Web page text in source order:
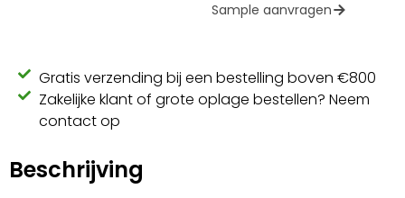
Sample aanvragen
Gratis verzending bij een bestelling boven €800
Zakelijke klant of grote oplage bestellen? Neem
contact op
Beschrijving